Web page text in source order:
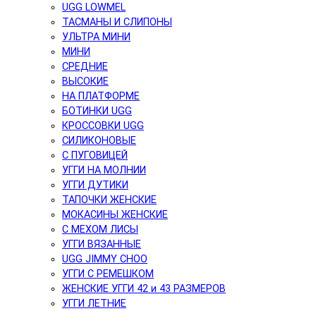
UGG LOWMEL
ТАСМАНЫ И СЛИПОНЫ
УЛЬТРА МИНИ
МИНИ
СРЕДНИЕ
ВЫСОКИЕ
НА ПЛАТФОРМЕ
БОТИНКИ UGG
КРОССОВКИ UGG
СИЛИКОНОВЫЕ
С ПУГОВИЦЕЙ
УГГИ НА МОЛНИИ
УГГИ ДУТИКИ
ТАПОЧКИ ЖЕНСКИЕ
МОКАСИНЫ ЖЕНСКИЕ
С МЕХОМ ЛИСЫ
УГГИ ВЯЗАННЫЕ
UGG JIMMY CHOO
УГГИ С РЕМЕШКОМ
ЖЕНСКИЕ УГГИ 42 и 43 РАЗМЕРОВ
УГГИ ЛЕТНИЕ